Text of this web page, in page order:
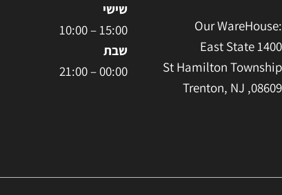
:Our WareHouse
East State 1400
St Hamilton Township
Trenton, NJ ,08609
שישי
15:00 – 10:00
שבת
00:00 – 21:00